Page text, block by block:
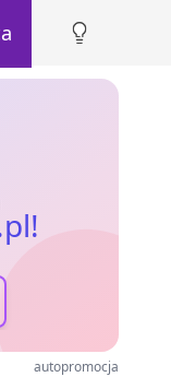
autopromocja